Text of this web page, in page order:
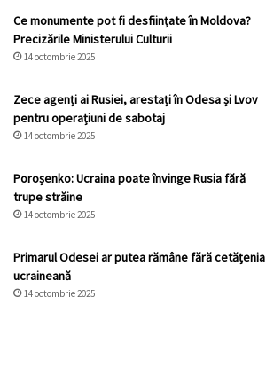
Ce monumente pot fi desființate în Moldova?
Precizările Ministerului Culturii
14 octombrie 2025
Zece agenți ai Rusiei, arestați în Odesa și Lvov
pentru operațiuni de sabotaj
14 octombrie 2025
Poroșenko: Ucraina poate învinge Rusia fără
trupe străine
14 octombrie 2025
Primarul Odesei ar putea rămâne fără cetățenia
ucraineană
14 octombrie 2025